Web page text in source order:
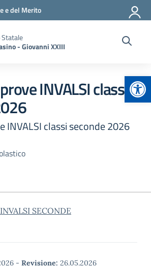
e del Merito
Statale
- Giovanni XXIII
INVALSI classi
INVALSI classi seconde 2026
SECONDE
- Revisione: 26.05.2026